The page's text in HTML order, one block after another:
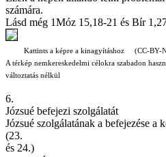
számára.
Lásd még 1Móz 15,18-21 és Bír
Kattints a képre a kinagyításhoz (CC-BY-
A térkép nemkereskedelmi célokra szabadon
változtatás nélkül
6.
Józsué befejezi szolgálatát
Józsué szolgálatának a befejezése a
(23.
és 24.)